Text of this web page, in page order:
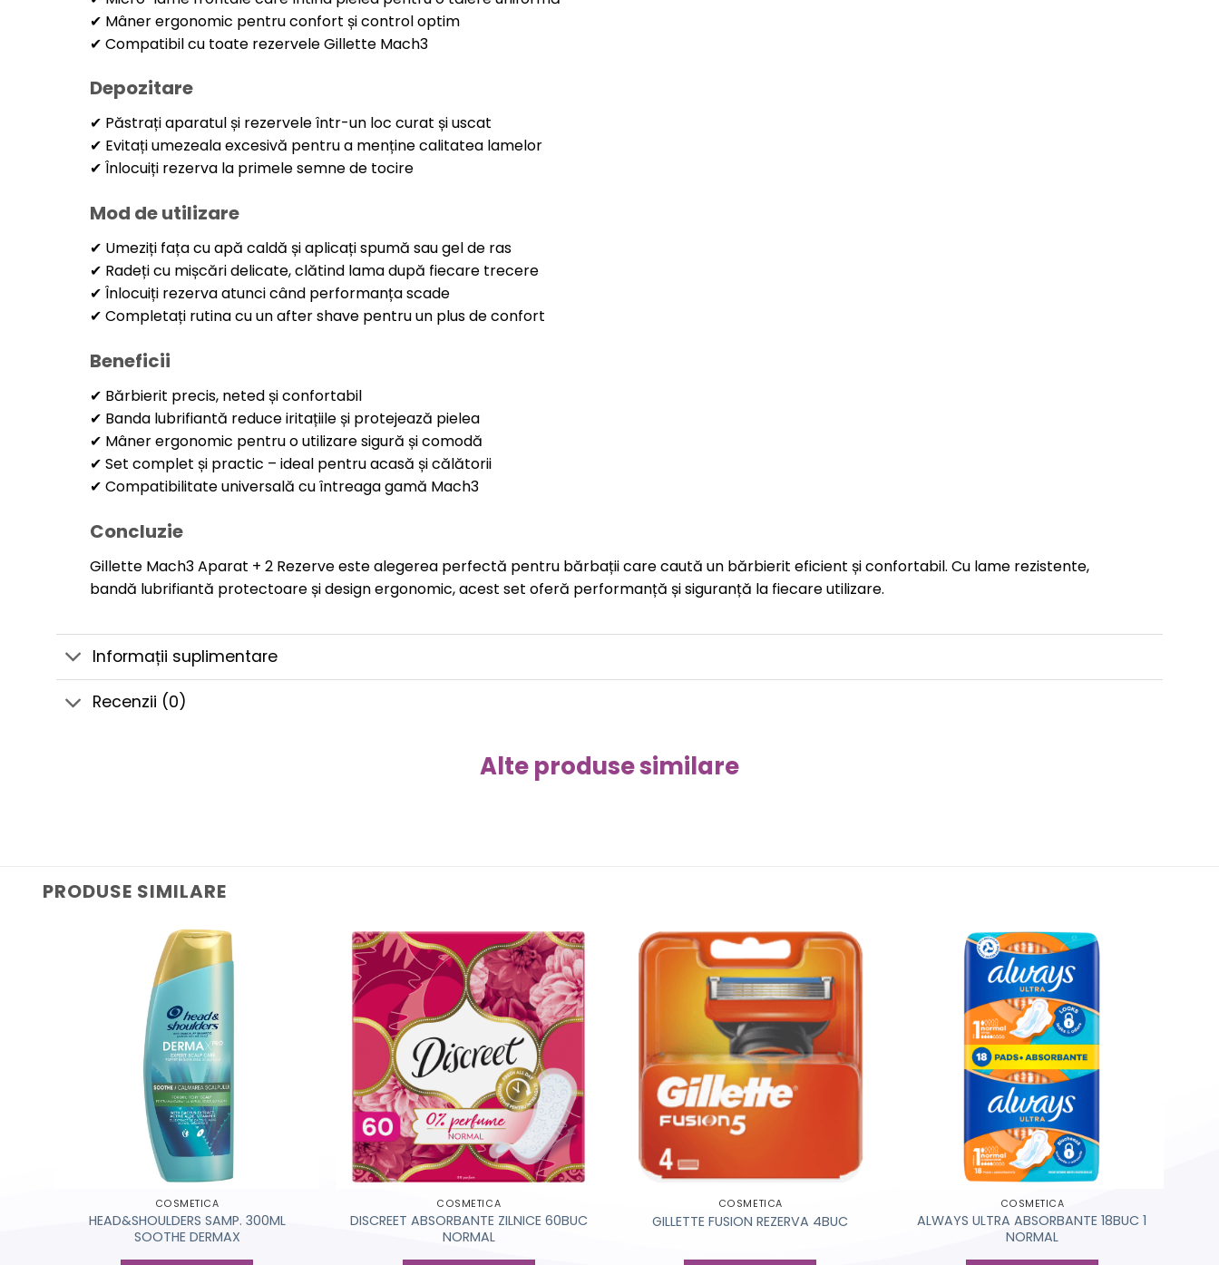
✔ Mâner ergonomic pentru confort și control optim
✔ Compatibil cu toate rezervele Gillette Mach3
Depozitare
✔ Păstrați aparatul și rezervele într-un loc curat și uscat
✔ Evitați umezeala excesivă pentru a menține calitatea lamelor
✔ Înlocuiți rezerva la primele semne de tocire
Mod de utilizare
✔ Umeziți fața cu apă caldă și aplicați spumă sau gel de ras
✔ Radeți cu mișcări delicate, clătind lama după fiecare trecere
✔ Înlocuiți rezerva atunci când performanța scade
✔ Completați rutina cu un after shave pentru un plus de confort
Beneficii
✔ Bărbierit precis, neted și confortabil
✔ Banda lubrifiantă reduce iritațiile și protejează pielea
✔ Mâner ergonomic pentru o utilizare sigură și comodă
✔ Set complet și practic – ideal pentru acasă și călătorii
✔ Compatibilitate universală cu întreaga gamă Mach3
Concluzie
Gillette Mach3 Aparat + 2 Rezerve este alegerea perfectă pentru bărbații care caută un bărbierit eficient și confortabil. Cu lame rezistente,
bandă lubrifiantă protectoare și design ergonomic, acest set oferă performanță și siguranță la fiecare utilizare.
Informații suplimentare
Recenzii (0)
Alte produse similare
PRODUSE SIMILARE
COSMETICA
HEAD&SHOULDERS SAMP. 300ML
SOOTHE DERMAX
COSMETICA
DISCREET ABSORBANTE ZILNICE 60BUC
NORMAL
COSMETICA
GILLETTE FUSION REZERVA 4BUC
COSMETICA
ALWAYS ULTRA ABSORBANTE 18BUC 1
NORMAL